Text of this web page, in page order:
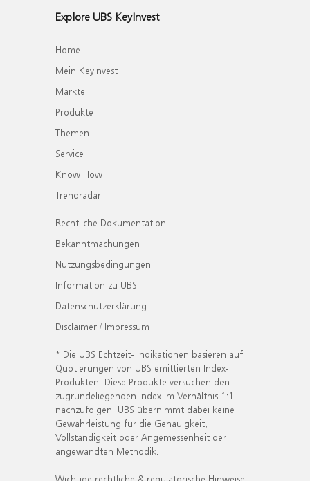
Explore UBS KeyInvest
Home
Mein KeyInvest
Märkte
Produkte
Themen
Service
Know How
Trendradar
Rechtliche Dokumentation
Bekanntmachungen
Nutzungsbedingungen
Information zu UBS
Datenschutzerklärung
Disclaimer / Impressum
* Die UBS Echtzeit- Indikationen basieren auf
Quotierungen von UBS emittierten Index-
Produkten. Diese Produkte versuchen den
zugrundeliegenden Index im Verhältnis 1:1
nachzufolgen. UBS übernimmt dabei keine
Gewährleistung für die Genauigkeit,
Vollständigkeit oder Angemessenheit der
angewandten Methodik.